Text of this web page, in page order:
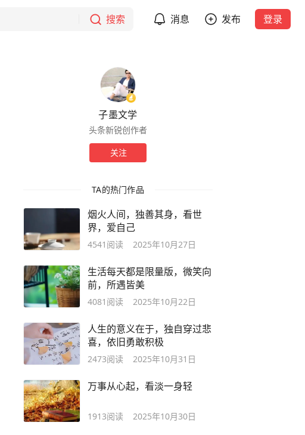
搜索 消息 发布 登录
子墨文学
头条新锐创作者
关注
TA的热门作品
烟火人间，独善其身，看世
界，爱自己
4541 阅读 2025年10月27日
生活每天都是限量版，微笑向
前，所遇皆美
4081 阅读 2025年10月22日
人生的意义在于，独自穿过悲
喜，依旧勇敢积极
2473阅读 2025年10月31日
万事从心起，看淡一身轻
1913阅读 2025年10月30日